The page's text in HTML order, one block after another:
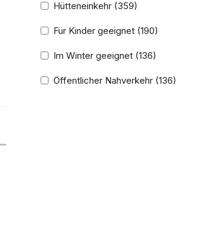
Hütteneinkehr (359)
Für Kinder geeignet (190)
Im Winter geeignet (136)
Öffentlicher Nahverkehr (136)